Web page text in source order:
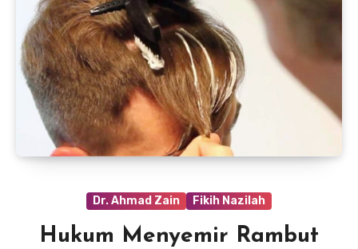
Dr. Ahmad Zain Fikih Nazilah
Hukum Menyemir Rambut